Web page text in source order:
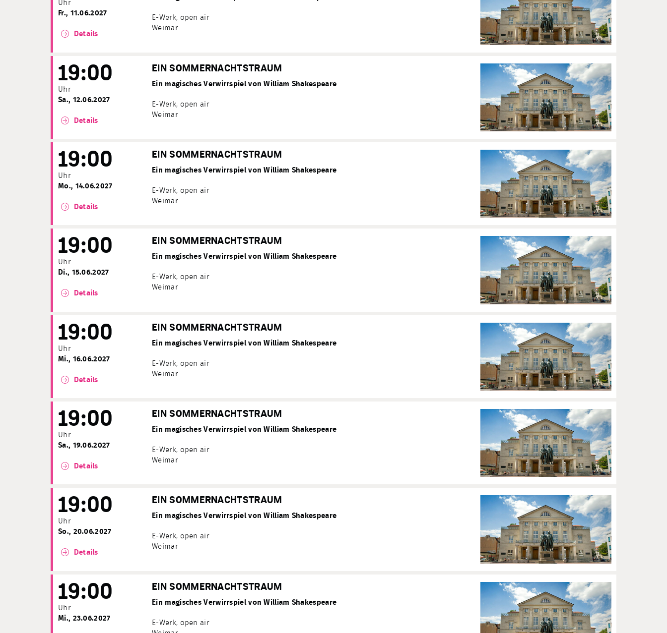
Uhr
Fr., 11.06.2027
Details
E-Werk, open air
Weimar
19:00
Uhr
Sa., 12.06.2027
Details
EIN SOMMERNACHTSTRAUM
Ein magisches Verwirrspiel von William Shakespeare
E-Werk, open air
Weimar
19:00
Uhr
Mo., 14.06.2027
Details
EIN SOMMERNACHTSTRAUM
Ein magisches Verwirrspiel von William Shakespeare
E-Werk, open air
Weimar
19:00
Uhr
Di., 15.06.2027
Details
EIN SOMMERNACHTSTRAUM
Ein magisches Verwirrspiel von William Shakespeare
E-Werk, open air
Weimar
19:00
Uhr
Mi., 16.06.2027
Details
EIN SOMMERNACHTSTRAUM
Ein magisches Verwirrspiel von William Shakespeare
E-Werk, open air
Weimar
19:00
Uhr
Sa., 19.06.2027
Details
EIN SOMMERNACHTSTRAUM
Ein magisches Verwirrspiel von William Shakespeare
E-Werk, open air
Weimar
19:00
Uhr
So., 20.06.2027
Details
EIN SOMMERNACHTSTRAUM
Ein magisches Verwirrspiel von William Shakespeare
E-Werk, open air
Weimar
19:00
Uhr
Mi., 23.06.2027
EIN SOMMERNACHTSTRAUM
Ein magisches Verwirrspiel von William Shakespeare
E-Werk, open air